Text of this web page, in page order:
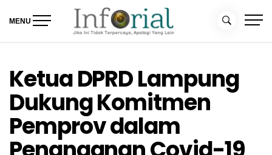
MENU
Ketua DPRD Lampung
Dukung Komitmen
Pemprov dalam